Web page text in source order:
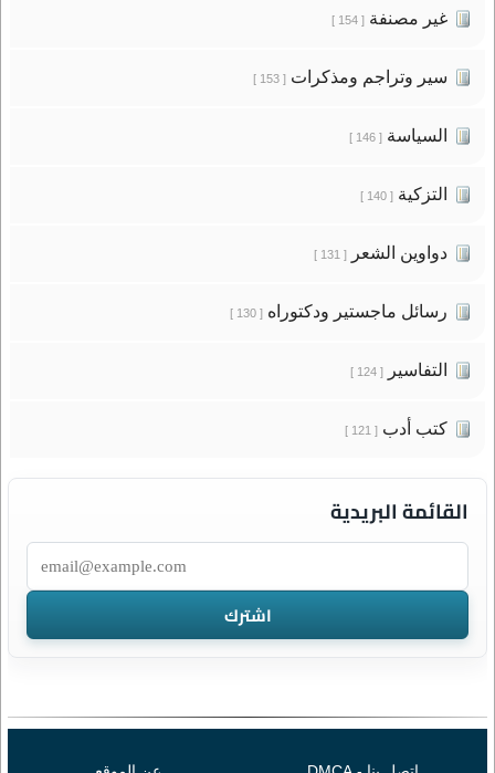
غير مصنفة[ 154 ]
سير وتراجم ومذكرات[ 153 ]
السياسة[ 146 ]
التزكية[ 140 ]
دواوين الشعر[ 131 ]
رسائل ماجستير ودكتوراه[ 130 ]
التفاسير[ 124 ]
كتب أدب[ 121 ]
القائمة البريدية